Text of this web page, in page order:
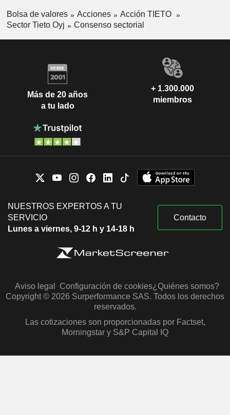
Bolsa de valores Acciones
Acción TIETO
Sector Tieto Oyj
Consenso sectorial
Más de 20 años
a tu lado
+ 1.300.000
miembros
NUESTROS EXPERTOS A TU
SERVICIO
Lunes a viernes, 9-12 h y 14-18 h
Contacto
Aviso legal Configuración de cookies¿Quiénes somos?
Copyright © 2026 Surperformance SAS. Todos los derechos
reservados.
Las cotizaciones son proporcionadas por Factset,
Morningstar y S&P Capital IQ